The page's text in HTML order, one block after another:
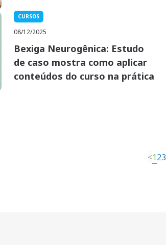
CURSOS
08/12/2025
Bexiga Neurogênica: Estudo
de caso mostra como aplicar
conteúdos do curso na prática
<123